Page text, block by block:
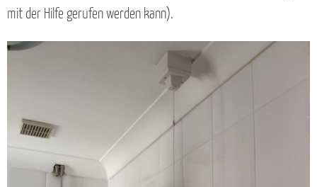
mit der Hilfe gerufen werden kann).